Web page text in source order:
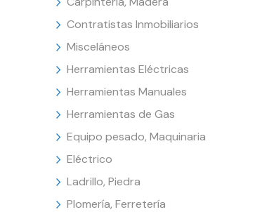
Contratistas Inmobiliarios
Misceláneos
Herramientas Eléctricas
Herramientas Manuales
Herramientas de Gas
Equipo pesado, Maquinaria
Eléctrico
Ladrillo, Piedra
Plomería, Ferretería